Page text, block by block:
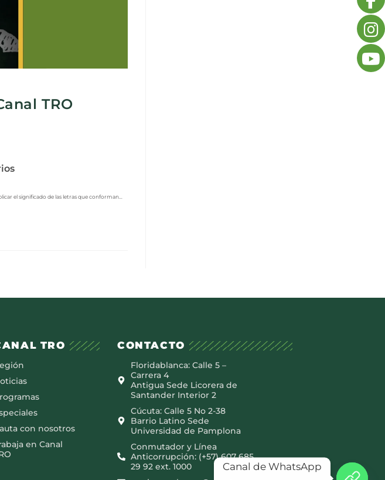
TRO
el significado de las letras que conforman…
TRO
con nosotros
en Canal
CONTACTO
Floridablanca: Calle 5 –
Carrera 4
Antigua Sede Licorera de
Santander Interior 2
Cúcuta: Calle 5 No 2-38
Barrio Latino Sede
Universidad de Pamplona
Conmutador y Línea
Anticorrupción: (+57) 607 685
29 92 ext. 1000
Canal de WhatsApp